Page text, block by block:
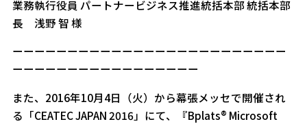
業務執行役員 パートナービジネス推進統括本部 統括本部
長 浅野 智 様
ーーーーーーーーーーーーーーーーーーーーーーーーー
ーーーーーーーーーーーーーーーーー
また、2016年10月4日（火）から幕張メッセで開催され
る「CEATEC JAPAN 2016」にて、『Bplats® Microsoft